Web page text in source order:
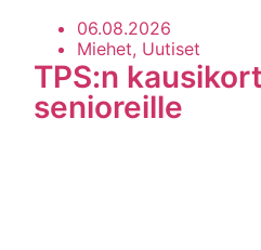
06.08.2026
Miehet, Uutiset
TPS:n
senioreille